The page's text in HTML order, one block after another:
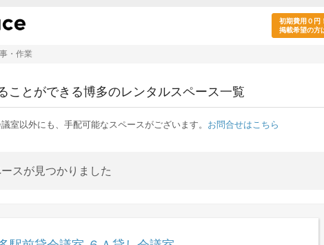
仕事・作業の目的で利用できる博多駅のレンタ
初期費用０円！
掲載希望の方
・作業
ことができる博多のレンタルスペース一覧
室以外にも、手配可能なスペースがございます。 お問合せはこちら
スが見つかりました